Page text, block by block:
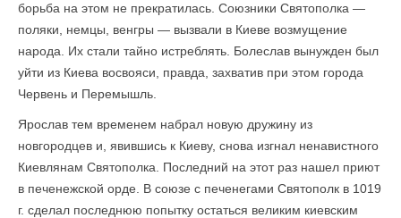
борьба на этом не прекратилась. Союзники Святополка —
поляки, немцы, венгры — вызвали в Киеве возмущение
народа. Их стали тайно истреблять. Болеслав вынужден был
уйти из Киева восвояси, правда, захватив при этом города
Червень и Перемышль.
Ярослав тем временем набрал новую дружину из
новгородцев и, явившись к Киеву, снова изгнал ненавистного
Киевлянам Святополка. Последний на этот раз нашел приют
в печенежской орде. В союзе с печенегами Святополк в 1019
г. сделал последнюю попытку остаться великим киевским